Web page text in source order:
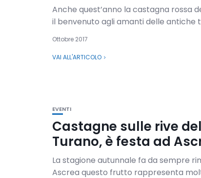
Anche quest’anno la castagna rossa
il benvenuto agli amanti delle antiche
Ottobre 2017
VAI ALL'ARTICOLO
EVENTI
Castagne sulle rive
Turano, è festa ad
La stagione autunnale fa da sempre
Ascrea questo frutto rappresenta